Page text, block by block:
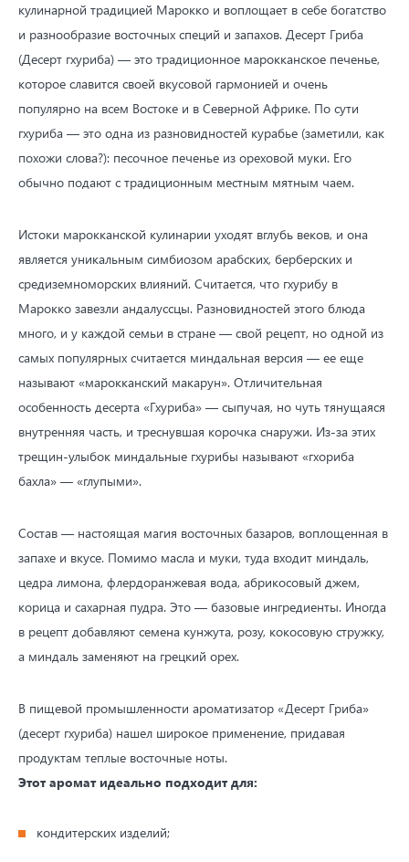
кулинарной традицией Марокко и воплощает в себе богатство
и разнообразие восточных специй и запахов. Десерт Гриба
(Десерт гхуриба) — это традиционное марокканское печенье,
которое славится своей вкусовой гармонией и очень
популярно на всем Востоке и в Северной Африке. По сути
гхуриба — это одна из разновидностей курабье (заметили, как
похожи слова?): песочное печенье из ореховой муки. Его
обычно подают с традиционным местным мятным чаем.
Истоки марокканской кулинарии уходят вглубь веков, и она
является уникальным симбиозом арабских, берберских и
средиземноморских влияний. Считается, что гхурибу в
Марокко завезли андалуссцы. Разновидностей этого блюда
много, и у каждой семьи в стране — свой рецепт, но одной из
самых популярных считается миндальная версия — ее еще
называют «марокканский макарун». Отличительная
особенность десерта «Гхуриба» — сыпучая, но чуть тянущаяся
внутренняя часть, и треснувшая корочка снаружи. Из-за этих
трещин-улыбок миндальные гхурибы называют «гхориба
бахла» — «глупыми».
Состав — настоящая магия восточных базаров, воплощенная в
запахе и вкусе. Помимо масла и муки, туда входит миндаль,
цедра лимона, флердоранжевая вода, абрикосовый джем,
корица и сахарная пудра. Это — базовые ингредиенты. Иногда
в рецепт добавляют семена кунжута, розу, кокосовую стружку,
а миндаль заменяют на грецкий орех.
В пищевой промышленности ароматизатор «Десерт Гриба»
(десерт гхуриба) нашел широкое применение, придавая
продуктам теплые восточные ноты.
Этот аромат идеально подходит для:
кондитерских изделий;